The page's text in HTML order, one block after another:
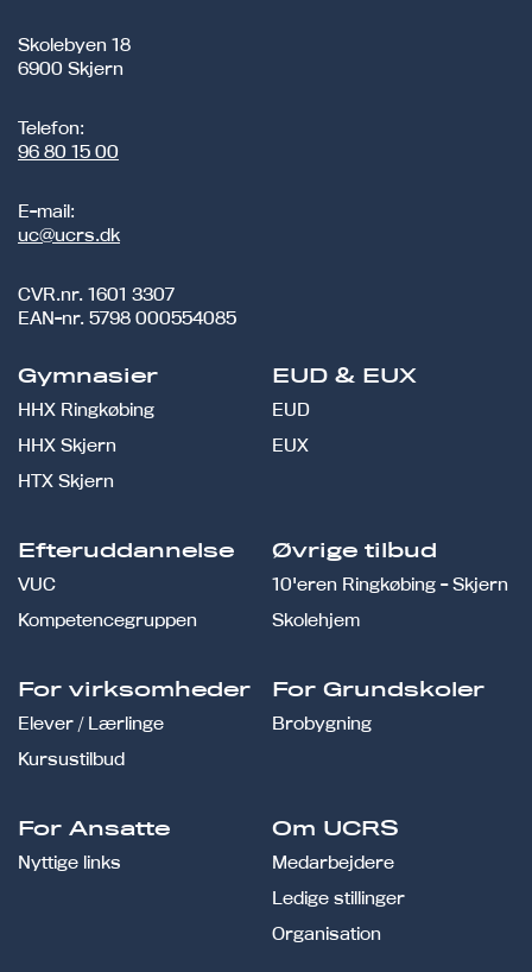
Skolebyen 18
6900 Skjern
Telefon:
96 80 15 00
E-mail:
uc@ucrs.dk
CVR.nr. 1601 3307
EAN-nr. 5798 000554085
Gymnasier
HHX Ringkøbing
HHX Skjern
HTX Skjern
EUD & EUX
EUD
EUX
Efteruddannelse
VUC
Kompetencegruppen
Øvrige tilbud
10'eren Ringkøbing - Skjern
Skolehjem
For virksomheder
Elever / Lærlinge
Kursustilbud
For Grundskoler
Brobygning
For Ansatte
Nyttige links
Om UCRS
Medarbejdere
Ledige stillinger
Organisation